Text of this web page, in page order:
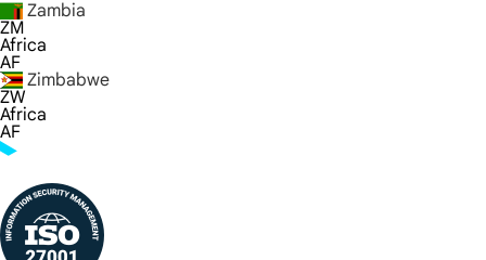
Zambia
ZM
Africa
AF
Zimbabwe
ZW
Africa
AF